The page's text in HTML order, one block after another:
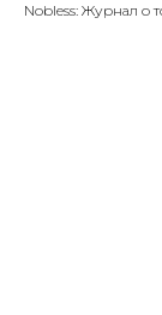
Nobless: Журнал о